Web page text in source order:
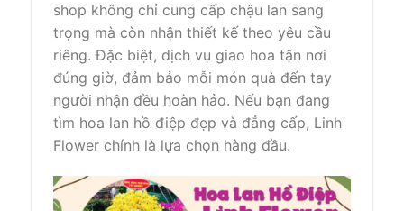
shop không chỉ cung cấp chậu lan sang
trọng mà còn nhận thiết kế theo yêu cầu
riêng. Đặc biệt, dịch vụ giao hoa tận nơi
đúng giờ, đảm bảo mỗi món quà đến tay
người nhận đều hoàn hảo. Nếu bạn đang
tìm hoa lan hồ điệp đẹp và đẳng cấp, Linh
Flower chính là lựa chọn hàng đầu.